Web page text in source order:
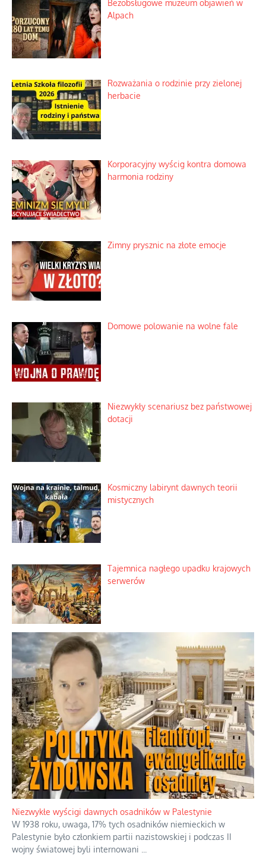
Bezobsługowe muzeum objawień w
Alpach
Rozważania o rodzinie przy zielonej
herbacie
Korporacyjny wyścig kontra domowa
harmonia rodziny
Zimny prysznic na złote emocje
Domowe polowanie na wolne fale
Niezwykły scenariusz bez państwowej
dotacji
Kosmiczny labirynt dawnych teorii
mistycznych
Tajemnica nagłego upadku krajowych
serwerów
Niezwykłe wyścigi dawnych osadników w Palestynie
W 1938 roku, uwaga, 17% tych osadników niemieckich w
Palestynie było członkiem partii nazistowskiej i podczas II
wojny światowej byli internowani